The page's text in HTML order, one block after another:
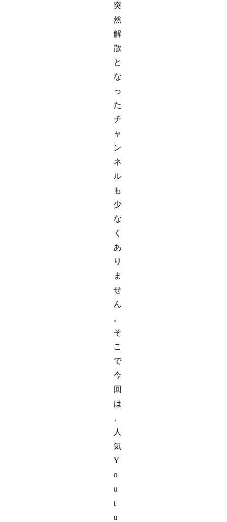
突
然
解
散
と
な
っ
た
チ
ャ
ン
ネ
ル
も
少
な
く
あ
り
ま
せ
ん
。
そ
こ
で
今
回
は
人
気
Y
o
u
t
u